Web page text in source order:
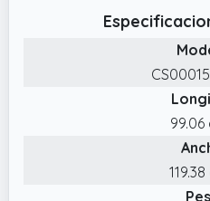
enrollarse o plegarse
facilitando su
✔️ Máxima protección
protector de suelo
calidad actúa como
las ruedas y el suelo.
desgaste, impactos y
siendo ideal como
99.06